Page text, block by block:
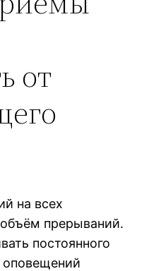
от
на всех
прерываний.
постоянного
оповещений